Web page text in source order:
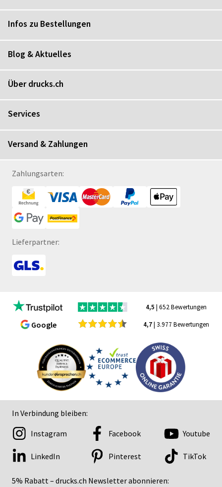
Infos zu Bestellungen
Blog & Aktuelles
Über drucks.ch
Services
Versand & Zahlungen
Zahlungsarten:
Lieferpartner:
4,5 | 652 Bewertungen
Google 4,7| 3.977 Bewertungen
In Verbindung bleiben:
5% Rabatt – drucks.ch Newsletter abonnieren:
Instagram Facebook Youtube
LinkedIn Pinterest TikTok